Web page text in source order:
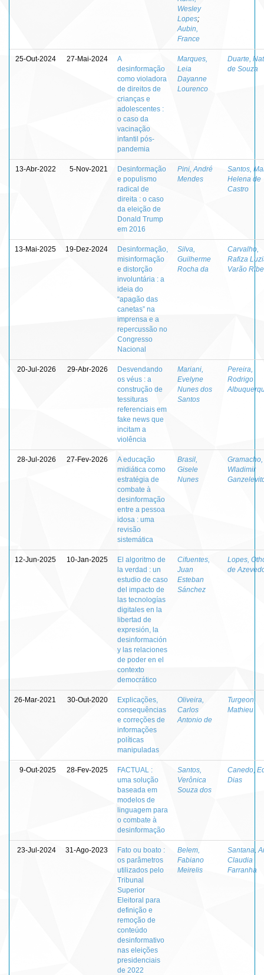
Wesley
Lopes;
Aubin,
France
25-Out-2024 27-Mai-2024
A
desinformação
como violadora
de direitos de
crianças e
adolescentes :
o caso da
vacinação
infantil pós-
pandemia
Marques,
Leia
Dayanne
Lourenco
Duarte,
de Souza
13-Abr-2022 5-Nov-2021
Desinformação
e populismo
radical de
direita : o caso
da eleição de
Donald Trump
em 2016
Pini, André
Mendes
Santos,
Helena de
Castro
13-Mai-2025 19-Dez-2024
Desinformação,
misinformação
e distorção
involuntária : a
ideia do
“apagão das
canetas” na
imprensa e a
repercussão no
Congresso
Nacional
Silva,
Guilherme
Rocha da
Carvalho,
Rafiza
Varão
20-Jul-2026 29-Abr-2026
Desvendando
os véus : a
construção de
tessituras
referenciais em
fake news que
incitam a
violência
Mariani,
Evelyne
Nunes dos
Santos
Pereira,
Rodrigo
28-Jul-2026 27-Fev-2026
A educação
midiática como
estratégia de
combate à
desinformação
entre a pessoa
idosa : uma
revisão
sistemática
Brasil,
Gisele
Nunes
Gramacho,
Wladimir
12-Jun-2025 10-Jan-2025
El algoritmo de
la verdad : un
estudio de caso
del impacto de
las tecnologías
digitales en la
libertad de
expresión, la
desinformación
y las relaciones
de poder en el
contexto
democrático
Cifuentes,
Juan
Esteban
Sánchez
Lopes,
de
26-Mar-2021 30-Out-2020
Explicações,
consequências
e correções de
informações
políticas
manipuladas
Oliveira,
Carlos
Antonio de
Turgeon,
Mathieu
9-Out-2025 28-Fev-2025
FACTUAL :
uma solução
baseada em
modelos de
linguagem para
o combate à
desinformação
Santos,
Verônica
Souza dos
Canedo,
Dias
23-Jul-2024 31-Ago-2023
Fato ou boato :
os parâmetros
utilizados pelo
Tribunal
Superior
Eleitoral para
definição e
remoção de
conteúdo
desinformativo
nas eleições
presidenciais
de 2022
Belem,
Fabiano
Meirelis
Santana,
Claudia
Farranha